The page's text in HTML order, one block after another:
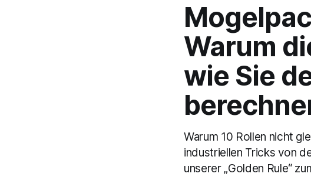
Warum
wie Sie
Warum 10 Rollen nicht
industriellen Tricks von
unserer „Golden Rule“